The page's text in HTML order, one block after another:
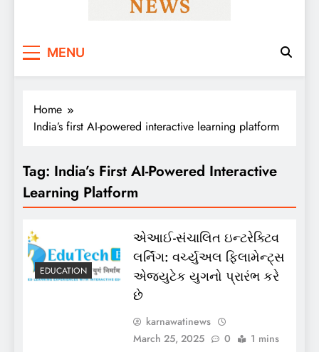
MENU
Home
India’s first AI-powered interactive learning platform
Tag: India’s First AI-Powered Interactive
Learning Platform
EDUCATION
એઆઈ-સંચાલિત ઇન્ટરેક્ટિવ
લર્નિંગ: વર્ચ્યુઅલ ફિલામેન્ટ્સ
એજ્યુટેક યુગનો પ્રારંભ કરે
છે
karnawatinews
March 25, 2025
0 1 mins